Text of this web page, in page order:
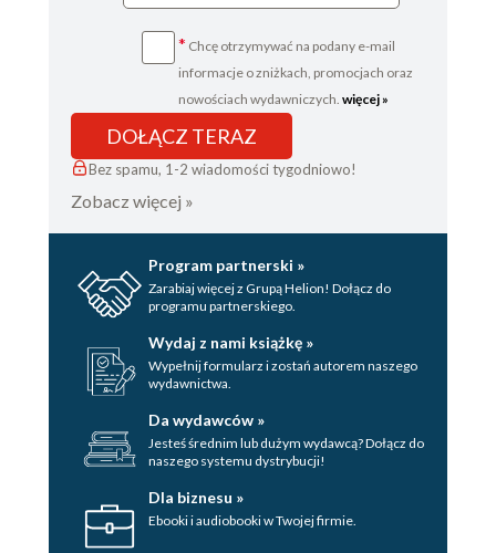
Trzydzieści pięć
Trzydzieści sześć
Trzydzieści siedem
Trzydzieści osiem
Podziękowania
Przypisy
* Chcę otrzymywać na podany e-mail
informacje o zniżkach, promocjach oraz
nowościach wydawniczych. więcej »
DOŁĄCZ TERAZ
Bez spamu, 1-2 wiadomości tygodniowo!
Zobacz więcej »
Program partnerski »
Zarabiaj więcej z Grupą Helion! Dołącz do
programu partnerskiego.
Wydaj z nami książkę »
Wypełnij formularz i zostań autorem naszego
wydawnictwa.
Da wydawców »
Jesteś średnim lub dużym wydawcą? Dołącz do
naszego systemu dystrybucji!
Dla biznesu »
Ebooki i audiobooki w Twojej firmie.